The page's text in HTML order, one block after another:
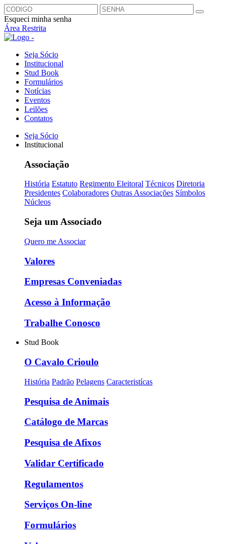
Esqueci minha senha
Área Restrita
Seja Sócio
Institucional
Stud Book
Formulários
Notícias
Eventos
Leilões
Contatos
Seja Sócio
Institucional
Associação
História Estatuto Regimento Eleitoral Técnicos Diretoria
Presidentes Colaboradores Outras Associações Símbolos
Núcleos
Seja um Associado
Quero me Associar
Valores
Empresas Conveniadas
Acesso à Informação
Trabalhe Conosco
Stud Book
O Cavalo Crioulo
História Padrão Pelagens Caracteristícas
Pesquisa de Animais
Catálogo de Marcas
Pesquisa de Afixos
Validar Certificado
Regulamentos
Serviços On-line
Formulários